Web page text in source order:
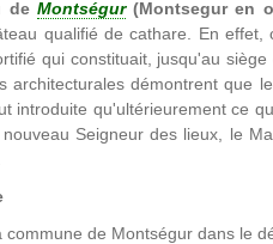
de Montségur(Montsegur en
qualifié de cathare. En
qui constituait, jusqu'au
architecturales démontrent que
introduite qu'ultérieurement ce
Seigneur des lieux, le
commune de Montségur dans le